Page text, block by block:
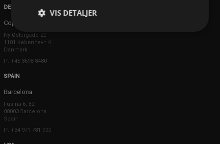
DENMARK
Copenhagen
Ny Østergade 20
1101 København K
Danmark
P: +45 3698 8480
SPAIN
Barcelona
Fusina 6, E2
08003 Barcelona
Spain
P: +34 971 781 990
VIS DETALJER